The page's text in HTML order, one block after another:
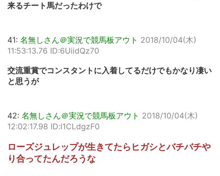
来るチート馬だったわけで
41: 名無しさん＠実況で競馬板アウト 2018/10/04(木)
11:53:13.76 ID:6UiidQz70
交流重賞でコンスタントに入着してるだけでもかなり凄い
と思うが
42: 名無しさん＠実況で競馬板アウト 2018/10/04(木)
12:02:17.98 ID:l1CLdgzF0
ローズジュレップが生きてたらヒガシとバチバチや
り合ってたんだろうな